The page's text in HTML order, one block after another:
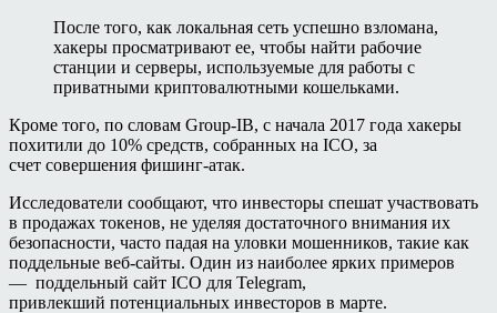
После того, как локальная сеть успешно взломана,
хакеры просматривают ее, чтобы найти рабочие
станции и серверы, используемые для работы с
приватными криптовалютными кошельками.
Кроме того, по словам Group-IB, с начала 2017 года хакеры
похитили до 10% средств, собранных на ICO, за
счет совершения фишинг-атак.
Исследователи сообщают, что инвесторы спешат участвовать
в продажах токенов, не уделяя достаточного внимания их
безопасности, часто падая на уловки мошенников, такие как
поддельные веб-сайты. Один из наиболее ярких примеров
— поддельный сайт ICO для Telegram,
привлекший потенциальных инвесторов в марте.